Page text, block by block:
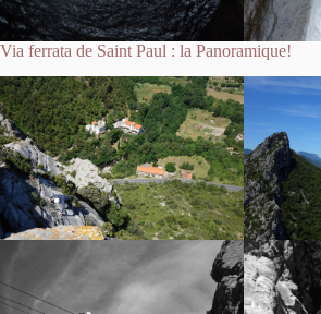
Via ferrata de Saint Paul : la Panoramique!